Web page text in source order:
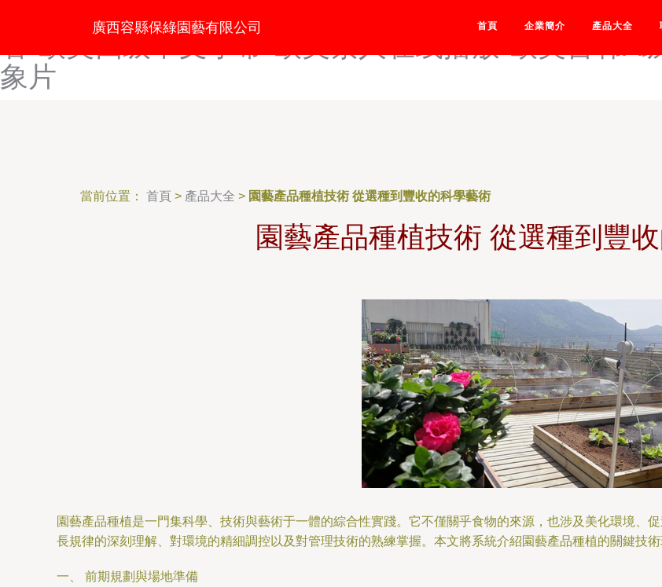
欧美丝袜足交-欧美四级磁力链接-欧美四级磁力下载
象片
廣西容縣保綠園藝有限公司 首頁 企業簡介 產品大全
當前位置： 首頁 > 產品大全 > 園藝產品種植技術 從選種到豐收的科學藝術
園藝產品種植技術 從選種到豐
園藝產品種植是一門集科學、技術與藝術于一體的綜合性實踐。它不僅關乎食物的來源，也涉及美化環境、
長規律的深刻理解、對環境的精細調控以及對管理技術的熟練掌握。本文將系統介紹園藝產品種植的關鍵技
一、 前期規劃與場地準備